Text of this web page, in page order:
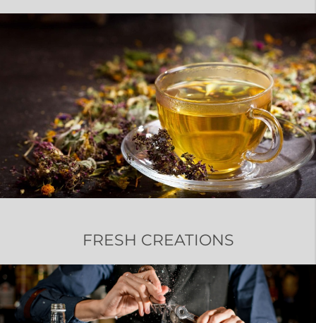
FRESH CREATIONS